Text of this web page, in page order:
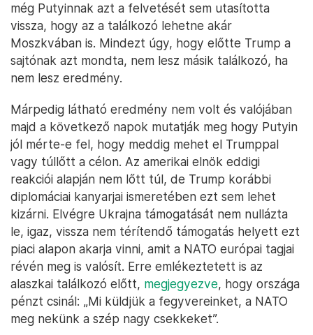
még Putyinnak azt a felvetését sem utasította
vissza, hogy az a találkozó lehetne akár
Moszkvában is. Mindezt úgy, hogy előtte Trump a
sajtónak azt mondta, nem lesz másik találkozó, ha
nem lesz eredmény.
Márpedig látható eredmény nem volt és valójában
majd a következő napok mutatják meg hogy Putyin
jól mérte-e fel, hogy meddig mehet el Trumppal
vagy túllőtt a célon. Az amerikai elnök eddigi
reakciói alapján nem lőtt túl, de Trump korábbi
diplomáciai kanyarjai ismeretében ezt sem lehet
kizárni. Elvégre Ukrajna támogatását nem nullázta
le, igaz, vissza nem térítendő támogatás helyett ezt
piaci alapon akarja vinni, amit a NATO európai tagjai
révén meg is valósít. Erre emlékeztetett is az
alaszkai találkozó előtt, megjegyezve, hogy országa
pénzt csinál: „Mi küldjük a fegyvereinket, a NATO
meg nekünk a szép nagy csekkeket”.